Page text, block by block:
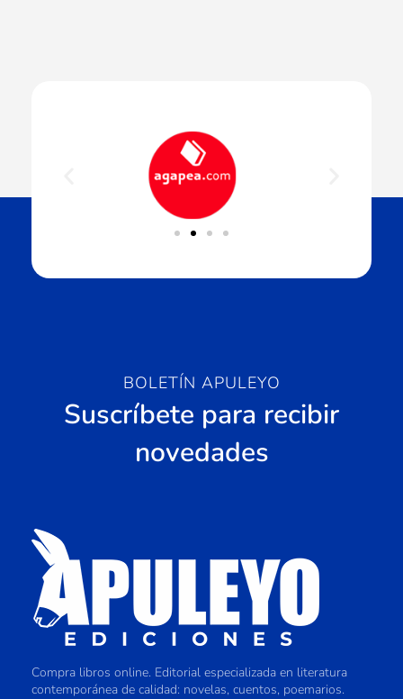
BOLETÍN APULEYO
Suscríbete para recibir
novedades
Compra libros online. Editorial especializada en literatura
contemporánea de calidad: novelas, cuentos, poemarios.